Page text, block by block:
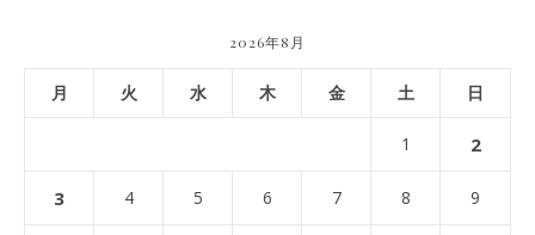
2026年8月
月 火 水 木 金 土 日
1 2
3 4 5 6 7 8 9